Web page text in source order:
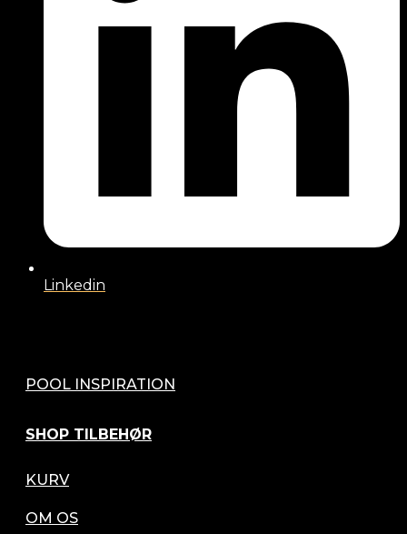
Linkedin
POOL INSPIRATION
SHOP TILBEHØR
KURV
OM OS